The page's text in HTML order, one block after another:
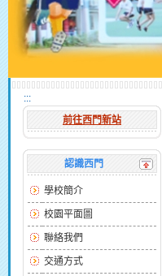
:::
前往西門新站
認識西門
學校簡介
校園平面圖
聯絡我們
交通方式